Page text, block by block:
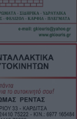
23 νέα
2 θάνατοι
Άρτα και
Αργιθέας: